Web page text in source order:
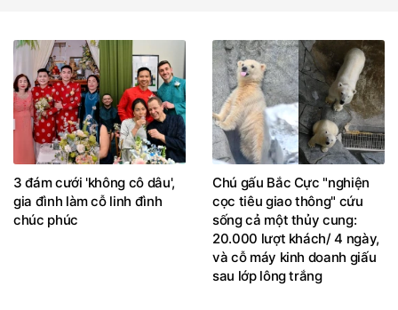
3 đám cưới 'không cô dâu',
gia đình làm cỗ linh đình
chúc phúc
Chú gấu Bắc Cực "nghiện
cọc tiêu giao thông" cứu
sống cả một thủy cung:
20.000 lượt khách/ 4 ngày,
và cỗ máy kinh doanh giấu
sau lớp lông trắng